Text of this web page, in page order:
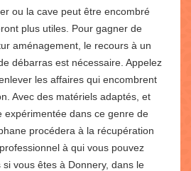
ou la cave peut être encombré
plus utiles. Pour gagner de
aménagement, le recours à un
débarras est nécessaire. Appelez
les affaires qui encombrent
Avec des matériels adaptés, et
expérimentée dans ce genre de
procédera à la récupération
à qui vous pouvez
vous êtes à Donnery, dans le